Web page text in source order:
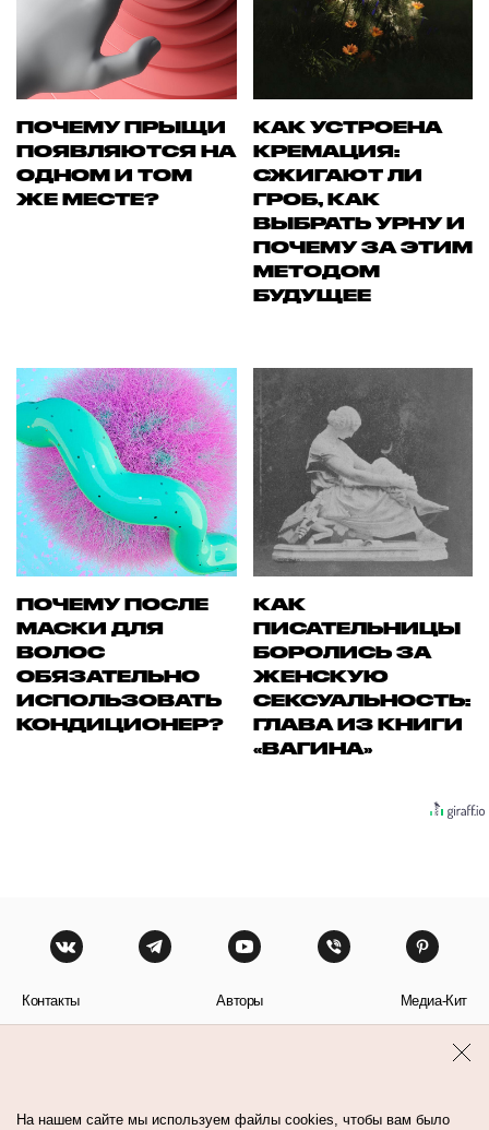
ПОЧЕМУ ПРЫЩИ
ПОЯВЛЯЮТСЯ НА
ОДНОМ И ТОМ
ЖЕ МЕСТЕ?
КАК УСТРОЕНА
КРЕМАЦИЯ:
СЖИГАЮТ ЛИ
ГРОБ, КАК
ВЫБРАТЬ УРНУ И
ПОЧЕМУ ЗА ЭТИМ
МЕТОДОМ
БУДУЩЕЕ
ПОЧЕМУ ПОСЛЕ
МАСКИ ДЛЯ
ВОЛОС
ОБЯЗАТЕЛЬНО
ИСПОЛЬЗОВАТЬ
КОНДИЦИОНЕР?
КАК
ПИСАТЕЛЬНИЦЫ
БОРОЛИСЬ ЗА
ЖЕНСКУЮ
СЕКСУАЛЬНОСТЬ:
ГЛАВА ИЗ КНИГИ
«ВАГИНА»
Контакты Авторы Медиа-Кит
На нашем сайте мы используем файлы cookies, чтобы вам было